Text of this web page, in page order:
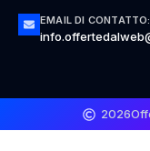
EMAIL DI CONTATTO:
2026